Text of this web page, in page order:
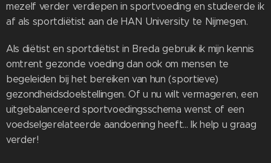
mezelf verder verdiepen in sportvoeding en studeerde ik
af als sportdiëtist aan de HAN University te Nijmegen.
Als diëtist en sportdiëtist in Breda gebruik ik mijn kennis
omtrent gezonde voeding dan ook om mensen te
begeleiden bij het bereiken van hun (sportieve)
gezondheidsdoelstellingen. Of u nu wilt vermageren, een
uitgebalanceerd sportvoedingsschema wenst of een
voedselgerelateerde aandoening heeft... Ik help u graag
verder!